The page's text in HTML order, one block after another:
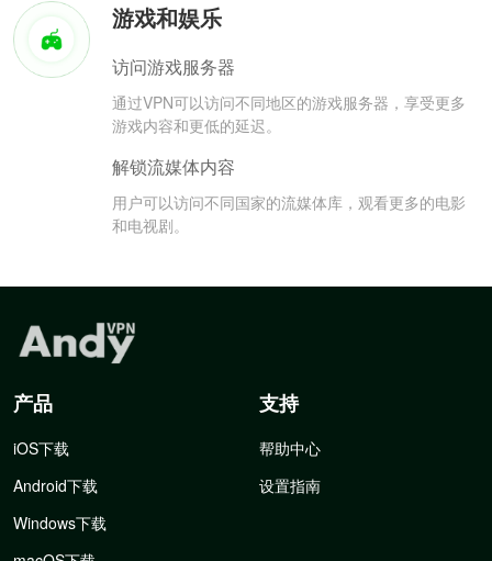
游戏和娱乐
访问游戏服务器
通过VPN可以访问不同地区的游戏服务器，享受更多
游戏内容和更低的延迟。
解锁流媒体内容
用户可以访问不同国家的流媒体库，观看更多的电影
和电视剧。
产品
iOS下载
Android下载
Windows下载
支持
帮助中心
设置指南